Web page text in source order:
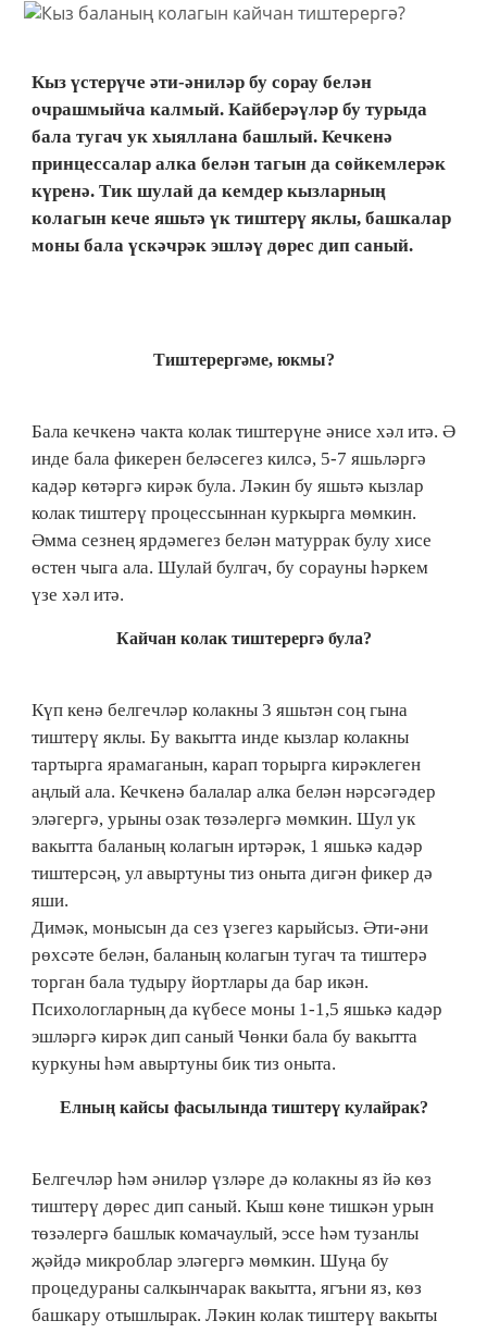
Кыз үстерүче әти-әниләр бу сорау белән
очрашмыйча калмый. Кайберәүләр бу турыда
бала тугач ук хыяллана башлый. Кечкенә
принцессалар алка белән тагын да сөйкемлерәк
күренә. Тик шулай да кемдер кызларның
колагын кече яшьтә үк тиштерү яклы, башкалар
моны бала үскәчрәк эшләү дөрес дип саный.
Тиштерергәме, юкмы?
Бала кечкенә чакта колак тиштерүне әнисе хәл итә. Ә
инде бала фикерен беләсегез килсә, 5-7 яшьләргә
кадәр көтәргә кирәк була. Ләкин бу яшьтә кызлар
колак тиштерү процессыннан куркырга мөмкин.
Әмма сезнең ярдәмегез белән матуррак булу хисе
өстен чыга ала. Шулай булгач, бу сорауны һәркем
үзе хәл итә.
Кайчан колак тиштерергә була?
Күп кенә белгечләр колакны 3 яшьтән соң гына
тиштерү яклы. Бу вакытта инде кызлар колакны
тартырга ярамаганын, карап торырга кирәклеген
аңлый ала. Кечкенә балалар алка белән нәрсәгәдер
эләгергә, урыны озак төзәлергә мөмкин. Шул ук
вакытта баланың колагын иртәрәк, 1 яшькә кадәр
тиштерсәң, ул авыртуны тиз оныта дигән фикер дә
яши.
Димәк, монысын да сез үзегез карыйсыз. Әти-әни
рөхсәте белән, баланың колагын тугач та тиштерә
торган бала тудыру йортлары да бар икән.
Психологларның да күбесе моны 1-1,5 яшькә кадәр
эшләргә кирәк дип саный Чөнки бала бу вакытта
куркуны һәм авыртуны бик тиз оныта.
Елның кайсы фасылында тиштерү кулайрак?
Белгечләр һәм әниләр үзләре дә колакны яз йә көз
тиштерү дөрес дип саный. Кыш көне тишкән урын
төзәлергә башлык комачаулый, эссе һәм тузанлы
җәйдә микроблар эләгергә мөмкин. Шуңа бу
процедураны салкынчарак вакытта, ягъни яз, көз
башкару отышлырак. Ләкин колак тиштерү вакыты